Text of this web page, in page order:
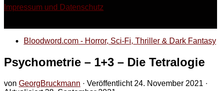
Impressum und Datenschutz
Bloodword.com - Horror, Sci-Fi, Thriller & Dark Fantasy
Psychometrie – 1​+​3 – Die Tetralogie
von GeorgBruckmann · Veröffentlicht 24. November 2021 ·